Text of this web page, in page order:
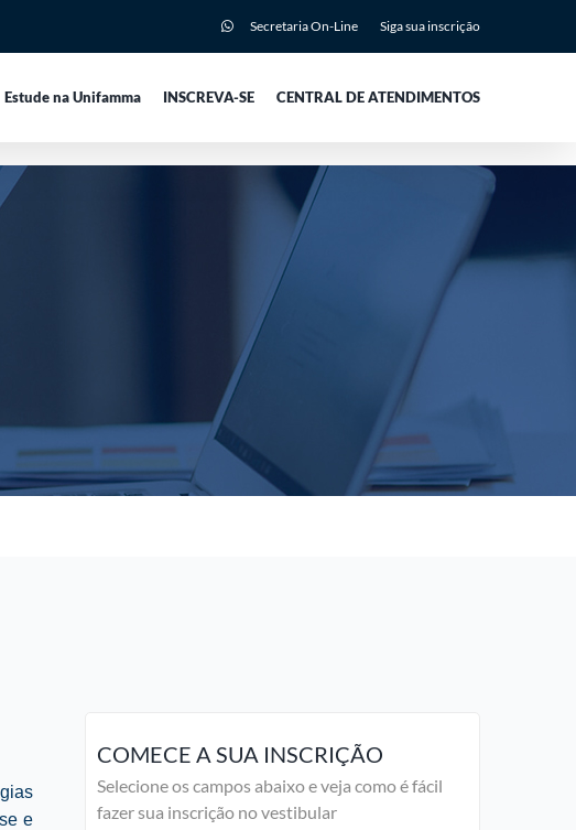
Secretaria On-Line Siga sua inscrição
Estude na Unifamma INSCREVA-SE CENTRAL DE ATENDIMENTOS
e
COMECE A SUA INSCRIÇÃO
Selecione os campos abaixo e veja como é fácil
fazer sua inscrição no vestibular